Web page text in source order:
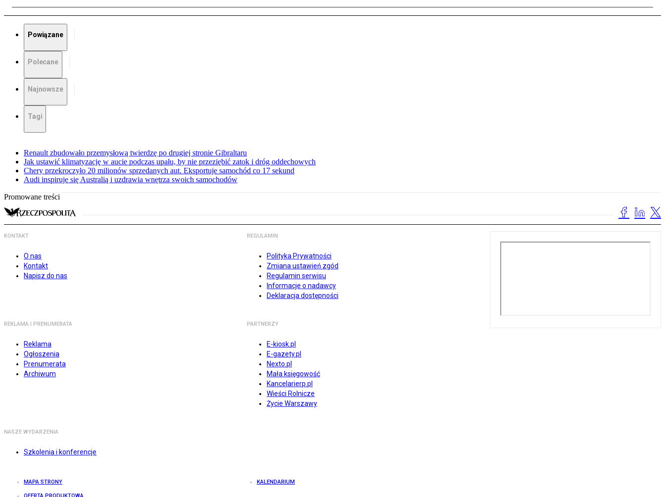
Powiązane
Polecane
Najnowsze
Tagi
Renault zbudowało przemysłową twierdzę po drugiej stronie Gibraltaru
Jak ustawić klimatyzację w aucie podczas upału, by nie przeziębić zatok i dróg oddechowych
Chery przekroczyło 20 milionów sprzedanych aut. Eksportuje samochód co 17 sekund
Audi inspiruje się Australią i uzdrawia wnętrza swoich samochodów
Promowane treści
KONTAKT
O nas
Kontakt
Napisz do nas
REGULAMIN
Polityka Prywatności
Zmiana ustawień zgód
Regulamin serwisu
Informacje o nadawcy
Deklaracja dostępności
REKLAMA I PRENUMERATA
Reklama
Ogłoszenia
Prenumerata
Archiwum
PARTNERZY
E-kiosk.pl
E-gazety.pl
Nexto.pl
Mała księgowość
Kancelarierp.pl
Wieści Rolnicze
Życie Warszawy
NASZE WYDARZENIA
Szkolenia i konferencje
MAPA STRONY KALENDARIUM